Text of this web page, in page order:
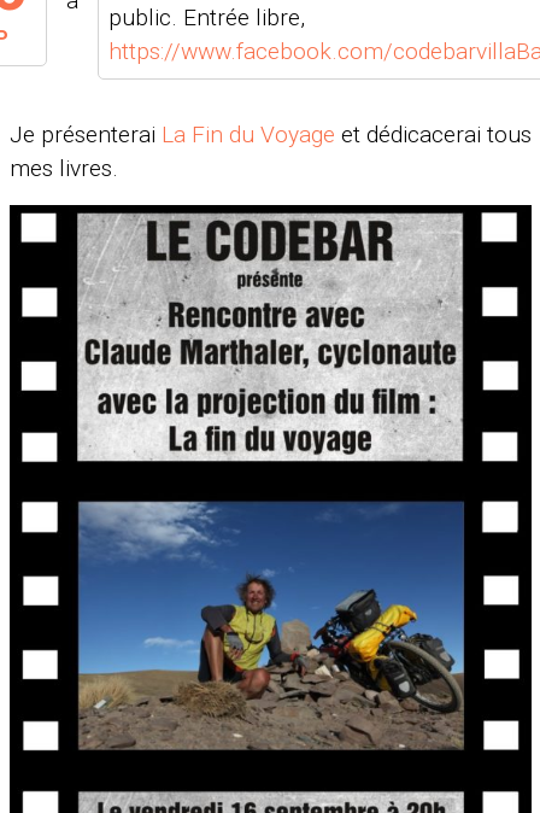
public. Entrée libre,
https://www.facebook.com/
Je présenterai La Fin du Voyage et dédicacerai tous
mes livres.